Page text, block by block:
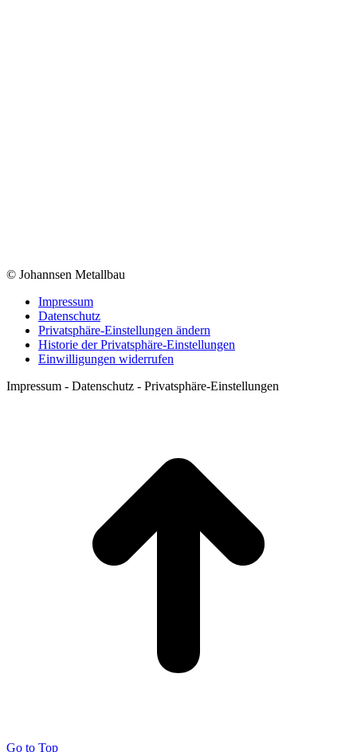
© Johannsen Metallbau
Impressum
Datenschutz
Privatsphäre-Einstellungen ändern
Historie der Privatsphäre-Einstellungen
Einwilligungen widerrufen
Impressum - Datenschutz - Privatsphäre-Einstellungen
Go to Top